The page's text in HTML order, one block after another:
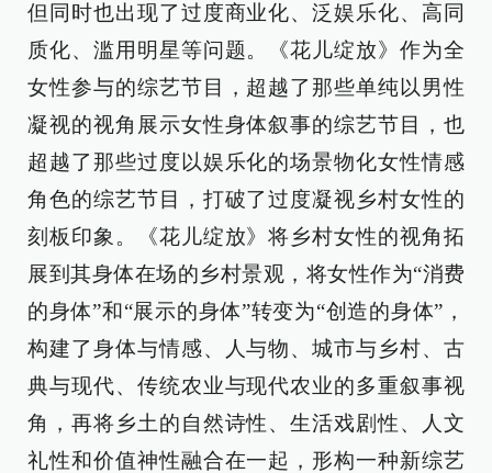
但同时也出现了过度商业化、泛娱乐化、高同
质化、滥用明星等问题。《花儿绽放》作为全
女性参与的综艺节目，超越了那些单纯以男性
凝视的视角展示女性身体叙事的综艺节目，也
超越了那些过度以娱乐化的场景物化女性情感
角色的综艺节目，打破了过度凝视乡村女性的
刻板印象。《花儿绽放》将乡村女性的视角拓
展到其身体在场的乡村景观，将女性作为“消费
的身体”和“展示的身体”转变为“创造的身体”，
构建了身体与情感、人与物、城市与乡村、古
典与现代、传统农业与现代农业的多重叙事视
角，再将乡土的自然诗性、生活戏剧性、人文
礼性和价值神性融合在一起，形构一种新综艺